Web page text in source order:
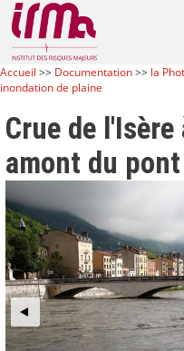
Accueil >> Documentation>> la
inondation de plaine
Crue de l'Isère
amont du